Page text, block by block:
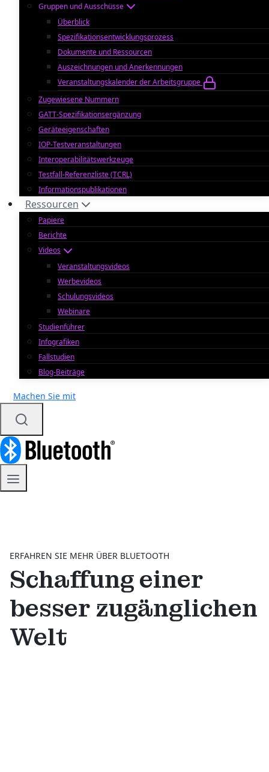
Gruppen und Ausschüsse
Überblick
Spezifikationsentwicklungsprozess
Dokumente und Ressourcen
Auszeichnungen und Anerkennungen
Veranstaltungskalender der Arbeitsgruppe
Zugewiesene Nummern
GATT-Spezifikationsergänzung
Geräteeigenschaften
IOP-Testveranstaltungen
Interoperabilitätswerkzeuge
Testfall-Referenzliste (TCRL)
Informationspublikationen
Ressourcen
Papiere
Berichte
Videos
Veranstaltungsvideos
Werbevideos
Schulungsvideos
Webinare
Studienführer
Infografiken
Fallstudien
Blog-Beiträge
Machen Sie mit
ERFAHREN SIE MEHR ÜBER BLUETOOTH
Schaffung einer
besser zugänglichen
Welt